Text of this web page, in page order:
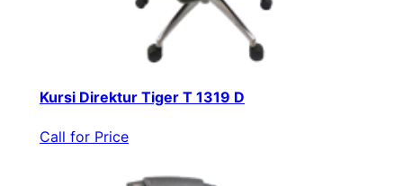
Kursi Direktur Tiger T 1319 D
Call for Price